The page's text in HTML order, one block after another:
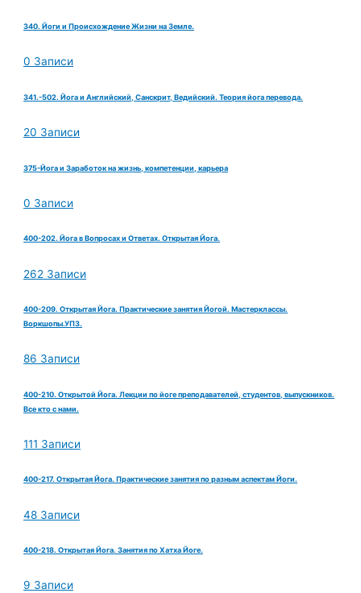
340. Йоги и Происхождение Жизни на Земле.
0 Записи
341.-502. Йога и Английский, Санскрит, Ведийский. Теория йога перевода.
20 Записи
375-Йога и Заработок на жизнь, компетенции, карьера
0 Записи
400-202. Йога в Вопросах и Ответах. Открытая Йога.
262 Записи
400-209. Открытая Йога. Практические занятия Йогой. Мастерклассы.
Воркшопы.УПЗ.
86 Записи
400-210. Открытой Йога. Лекции по йоге преподавателей, студентов, выпускников.
Все кто с нами.
111 Записи
400-217. Открытая Йога. Практические занятия по разным аспектам Йоги.
48 Записи
400-218. Открытая Йога. Занятия по Хатха Йоге.
9 Записи